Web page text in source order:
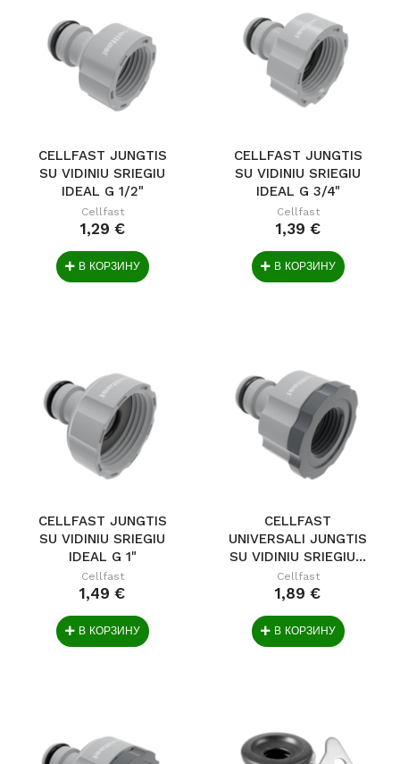
CELLFAST JUNGTIS
SU VIDINIU SRIEGIU
IDEAL G 1/2"
Cellfast
1,29 €
В КОРЗИНУ
CELLFAST JUNGTIS
SU VIDINIU SRIEGIU
IDEAL G 3/4"
Cellfast
1,39 €
В КОРЗИНУ
CELLFAST JUNGTIS
SU VIDINIU SRIEGIU
IDEAL G 1"
Cellfast
1,49 €
В КОРЗИНУ
CELLFAST
UNIVERSALI JUNGTIS
SU VIDINIU SRIEGIU...
Cellfast
1,89 €
В КОРЗИНУ